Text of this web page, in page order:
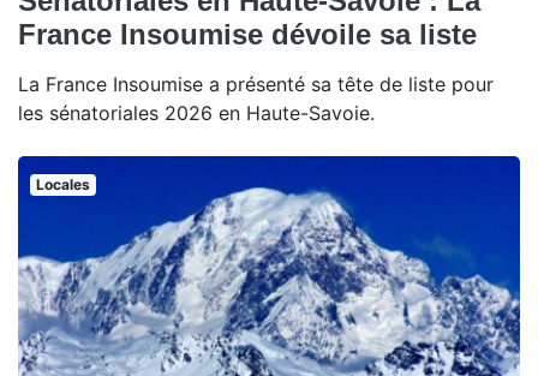
France Insoumise dévoile sa liste
La France Insoumise a présenté sa tête de liste pour
les sénatoriales 2026 en Haute-Savoie.
Locales